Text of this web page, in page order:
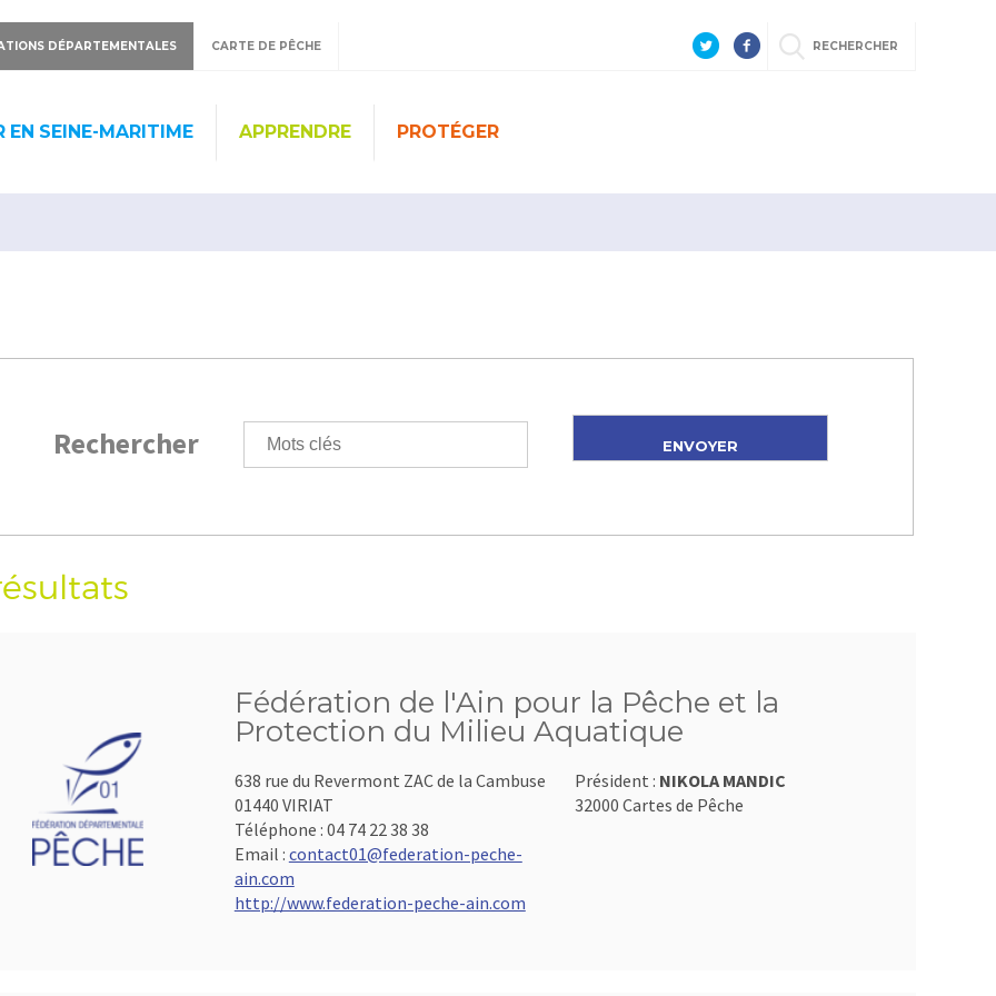
DÉPARTEMENTALES CARTE DE PÊCHE RECHERCHER
EN SEINE-MARITIME APPRENDRE PROTÉGER
Rechercher
Fédération de l'Ain pour la Pêche et la
Protection du Milieu Aquatique
638 rue du Revermont ZAC de la Cambuse
01440 VIRIAT
Téléphone : 04 74 22 38 38
Email : contact01@federation-peche-
ain.com
http://www.federation-peche-ain.com
Président : NIKOLA MANDIC
32000 Cartes de Pêche